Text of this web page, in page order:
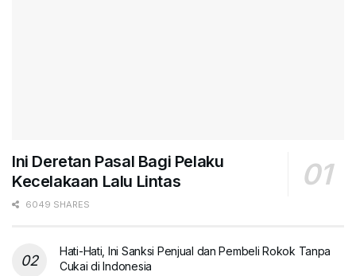
Ini Deretan Pasal Bagi Pelaku
Kecelakaan Lalu Lintas
6049 SHARES
Hati-Hati, Ini Sanksi Penjual dan Pembeli Rokok Tanpa
Cukai di Indonesia